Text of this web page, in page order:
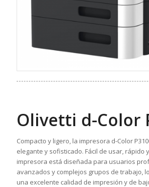
Olivetti d-Color
Compacto y ligero, la impresora d-Color
elegante y sofisticado. Fácil de usar, rápido
impresora está diseñada para usuarios
avanzados y complejos grupos de trabajo,
una excelente calidad de impresión y de